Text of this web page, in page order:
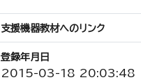
支援機器教材へのリンク
登録年月日
2015-03-18 20:03:48